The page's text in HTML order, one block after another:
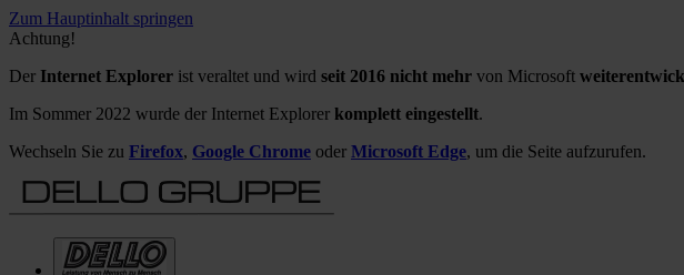
Zum Hauptinhalt springen
Achtung!
Der Internet Explorer ist veraltet und wird seit 2016 nicht mehr von Microsoft
Im Sommer 2022 wurde der Internet Explorer komplett eingestellt.
Wechseln Sie zu Firefox, Google Chrome oder Microsoft Edge, um die Seite aufzurufen.